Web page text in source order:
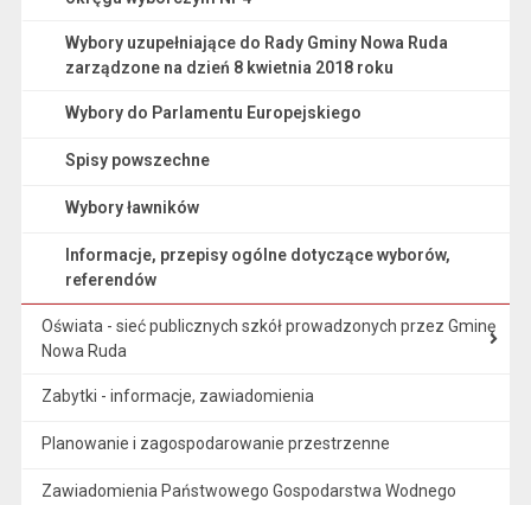
Wybory uzupełniające do Rady Gminy Nowa Ruda
zarządzone na dzień 8 kwietnia 2018 roku
Wybory do Parlamentu Europejskiego
Spisy powszechne
Wybory ławników
Informacje, przepisy ogólne dotyczące wyborów,
referendów
Oświata - sieć publicznych szkół prowadzonych przez Gminę
Nowa Ruda
Zabytki - informacje, zawiadomienia
Planowanie i zagospodarowanie przestrzenne
Zawiadomienia Państwowego Gospodarstwa Wodnego